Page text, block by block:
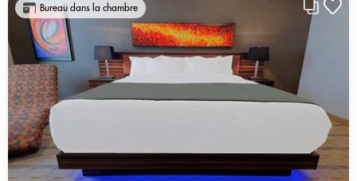
Bureau dans la chambre